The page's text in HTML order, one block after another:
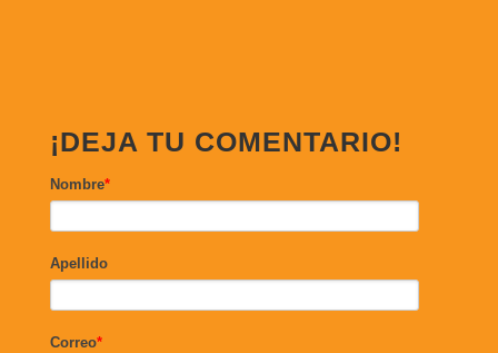
¡DEJA TU COMENTARIO!
Nombre*
Apellido
Correo*